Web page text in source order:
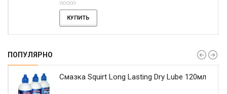
КУПИТЬ
ПОПУЛЯРНО
Смазка Squirt Long Lasting Dry Lube 120мл